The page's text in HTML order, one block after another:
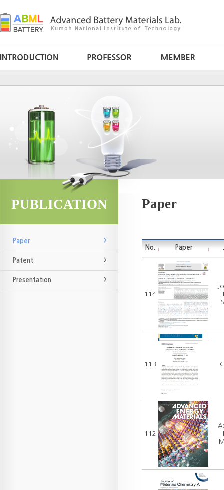
PUBLICATION
Paper
Patent
Presentation
Paper
No. Paper
114
113
112